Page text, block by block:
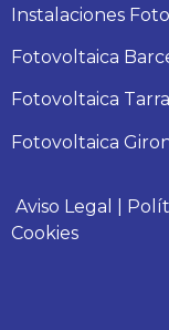
Instalaciones
Fotovoltaica
Fotovoltaica
Fotovoltaica
Aviso Legal
Cookies